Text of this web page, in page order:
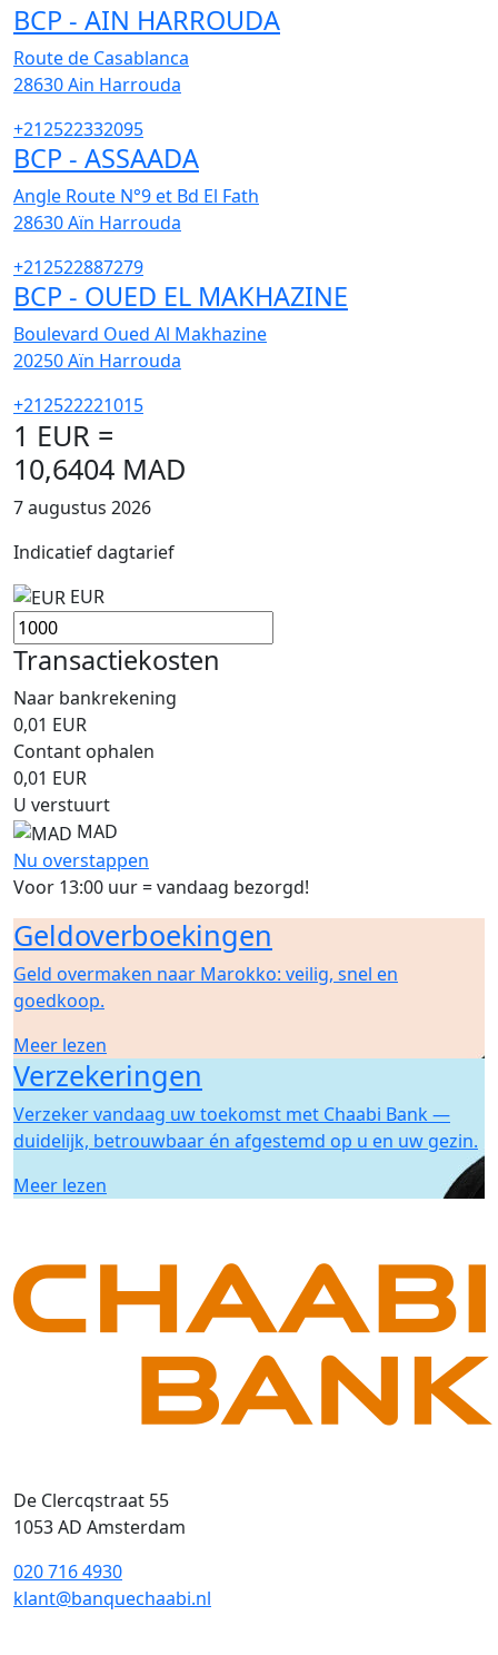
BCP - AIN HARROUDA
Route de Casablanca
28630Ain Harrouda
+212522332095
BCP - ASSAADA
Angle Route N°9 et Bd El Fath
28630Aïn Harrouda
+212522887279
BCP - OUED EL MAKHAZINE
Boulevard Oued Al Makhazine
20250Aïn Harrouda
+212522221015
1 EUR =
10,6404 MAD
7 augustus 2026
Indicatief dagtarief
EUR
Transactiekosten
Naar bankrekening
0,01 EUR
Contant ophalen
0,01 EUR
U verstuurt
MAD
Nu overstappen
Voor 13:00 uur = vandaag bezorgd!
Geldoverboekingen
Geld overmaken naar Marokko: veilig, snel en
goedkoop.
Meer lezen
Verzekeringen
Verzeker vandaag uw toekomst met Chaabi Bank —
duidelijk, betrouwbaar én afgestemd op u en uw gezin.
Meer lezen
De Clercqstraat 55
1053 AD Amsterdam
020 716 4930
klant@banquechaabi.nl